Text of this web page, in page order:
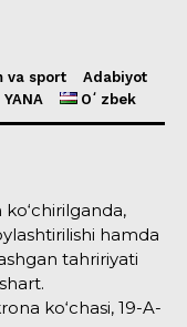
va sport
Adabiyot
YANA Oʻzbek
hamda
tahririyati
ko‘chasi, 19-A-